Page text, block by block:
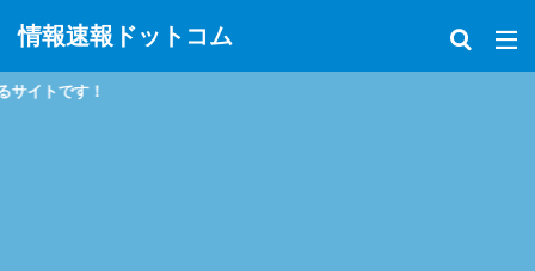
情報速報ドットコム
トです！